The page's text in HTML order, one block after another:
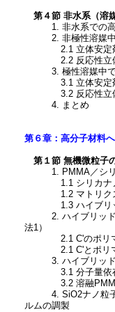
第４節 非水系（溶
1. 非水系での高
2. 非極性溶媒中
2.1 立体安定
2.2 反応性立体
3. 極性溶媒中で
3.1 立体安定
3.2 反応性立体
4. まとめ
第６章：高分子材料
第１節 無機微粒子
1. PMMA／シリ
1.1 シリカナ
1.2 マトリクス
1.3 ハイブリッド
2. ハイブリッドサ
法1）
2.1 C'のポリマ
2.1 C'とポリマー
3. ハイブリッドフ
3.1 分子量依
3.2 溶融PMMA分
4. SiO2ナノ粒子の
ルムの調製